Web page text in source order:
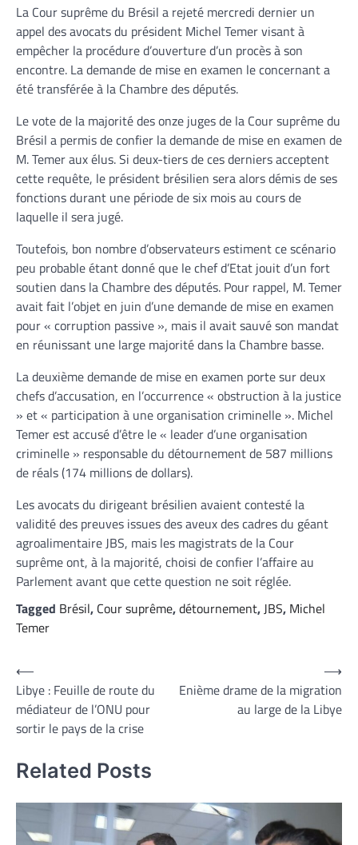
La Cour suprême du Brésil a rejeté mercredi dernier un
appel des avocats du président Michel Temer visant à
empêcher la procédure d’ouverture d’un procès à son
encontre. La demande de mise en examen le concernant a
été transférée à la Chambre des députés.
Le vote de la majorité des onze juges de la Cour suprême du
Brésil a permis de confier la demande de mise en examen de
M. Temer aux élus. Si deux-tiers de ces derniers acceptent
cette requête, le président brésilien sera alors démis de ses
fonctions durant une période de six mois au cours de
laquelle il sera jugé.
Toutefois, bon nombre d’observateurs estiment ce scénario
peu probable étant donné que le chef d’Etat jouit d’un fort
soutien dans la Chambre des députés. Pour rappel, M. Temer
avait fait l’objet en juin d’une demande de mise en examen
pour « corruption passive », mais il avait sauvé son mandat
en réunissant une large majorité dans la Chambre basse.
La deuxième demande de mise en examen porte sur deux
chefs d’accusation, en l’occurrence « obstruction à la justice
» et « participation à une organisation criminelle ». Michel
Temer est accusé d’être le « leader d’une organisation
criminelle » responsable du détournement de 587 millions
de réals (174 millions de dollars).
Les avocats du dirigeant brésilien avaient contesté la
validité des preuves issues des aveux des cadres du géant
agroalimentaire JBS, mais les magistrats de la Cour
suprême ont, à la majorité, choisi de confier l’affaire au
Parlement avant que cette question ne soit réglée.
Tagged Brésil, Cour suprême,détournement,JBS, Michel
Temer
Navigation
de
l’article
⟵
Libye : Feuille de route du
médiateur de l’ONU pour
sortir le pays de la crise
Enième drame de la migration
au large de la Libye
⟶
Related Posts